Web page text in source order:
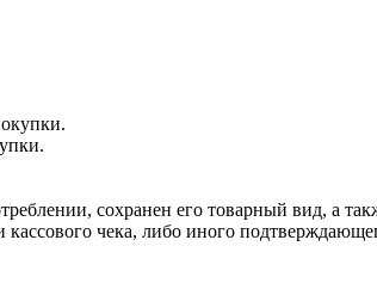
сохранен его товарный вид, а
чека, либо иного